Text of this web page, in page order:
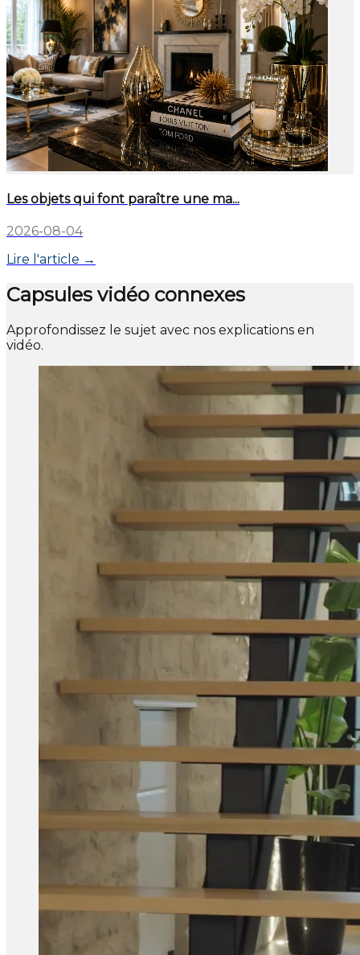
Les objets qui font paraître une ma...
2026-08-04
Lire l'article →
Capsules vidéo connexes
Approfondissez le sujet avec nos explications en
vidéo.